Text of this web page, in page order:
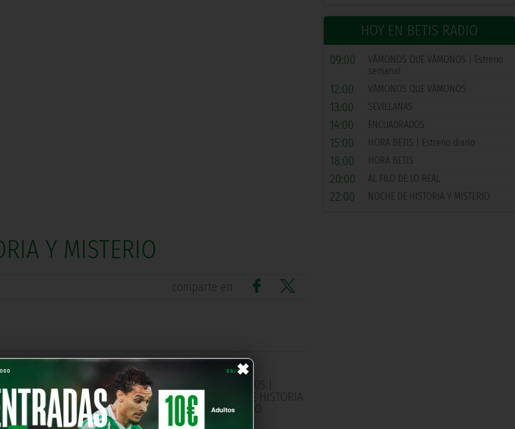
×
HOY EN BETIS RADIO
09:00
VÁMONOS QUE VÁMONOS | Estreno
semanal
12:00 VÁMONOS QUE VÁMONOS
13:00 SEVILLANAS
14:00 ENCUADRADOS
15:00 HORA BETIS | Estreno diario
18:00 HORA BETIS
20:00 AL FILO DE LO REAL
22:00 NOCHE DE HISTORIA Y MISTERIO
Y MISTERIO
comparte en
2026/06/12 | NOCHE
DE HISTORIA Y
MISTERIO
00:00:00
NOCHE DE HISTORIA
Y MISTERIO